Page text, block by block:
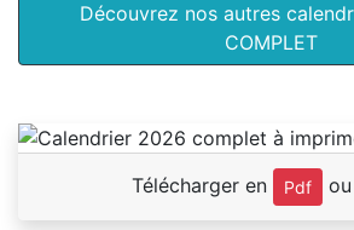
Découvrez nos autres
COMPLET
Télécharger en Pdf ou